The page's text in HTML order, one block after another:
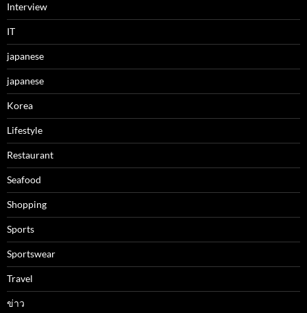
Interview
IT
japanese
japanese
Korea
Lifestyle
Restaurant
Seafood
Shopping
Sports
Sportswear
Travel
ข่าว